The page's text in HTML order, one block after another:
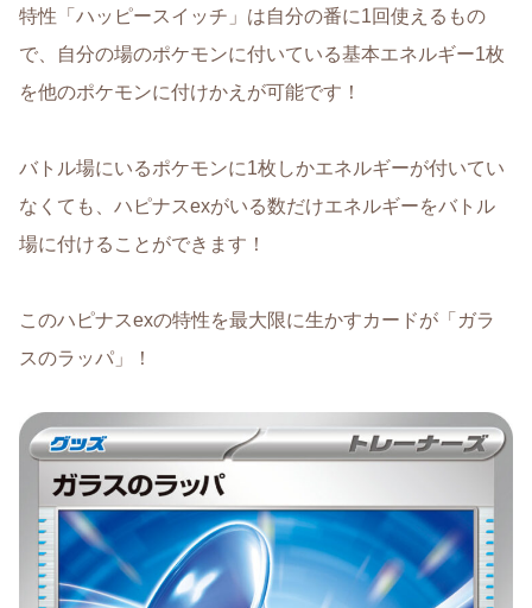
特性「ハッピースイッチ」は自分の番に1回使えるもの
で、自分の場のポケモンに付いている基本エネルギー1枚
を他のポケモンに付けかえが可能です！
バトル場にいるポケモンに1枚しかエネルギーが付いてい
なくても、ハピナスexがいる数だけエネルギーをバトル
場に付けることができます！
このハピナスexの特性を最大限に生かすカードが「ガラ
スのラッパ」！